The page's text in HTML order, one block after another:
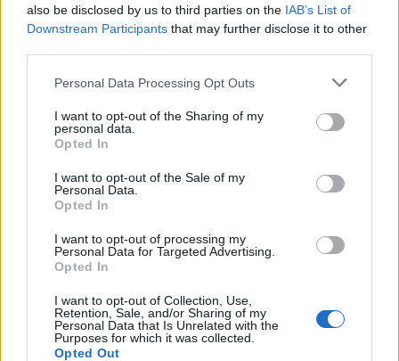
also be disclosed by us to third parties on the IAB’s List of
Downstream Participants that may further disclose it to other
Personal Data Processing Opt Outs
I want to opt-out of the Sharing of my
personal data.
Opted In
I want to opt-out of the Sale of my
Personal Data.
Opted In
I want to opt-out of processing my
Personal Data for Targeted Advertising.
Opted In
I want to opt-out of Collection, Use,
Retention, Sale, and/or Sharing of my
Personal Data that Is Unrelated with the
Purposes for which it was collected.
Opted Out
Kecskeméten is szakirányú
továbbképzésekkel erősít a Gál Ferenc
Egyetem
HIRDETÉS
HIRDETÉS
HIRDETÉS
LEGOLVASOTTABB